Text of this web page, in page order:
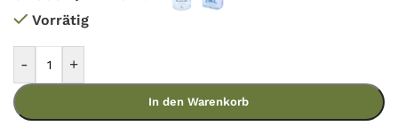
Vorrätig
- +
In den Warenkorb